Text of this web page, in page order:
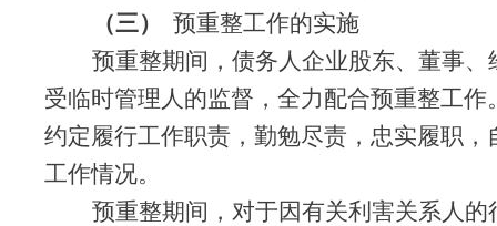
（三）
预重整工作的实施
预重整期间， 债务人企业股东、董事、
受临时管理人的监督，全力配合预重整工
约定履行工作职责，勤勉尽责，忠实履职
工作情况。
预重整期间，对于因有关利害关系人